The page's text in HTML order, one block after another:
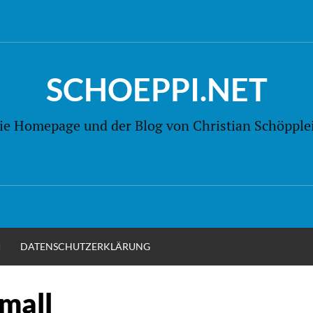
SCHOEPPI.NET
Homepage und der Blog von Christian
DATENSCHUTZERKLÄRUNG